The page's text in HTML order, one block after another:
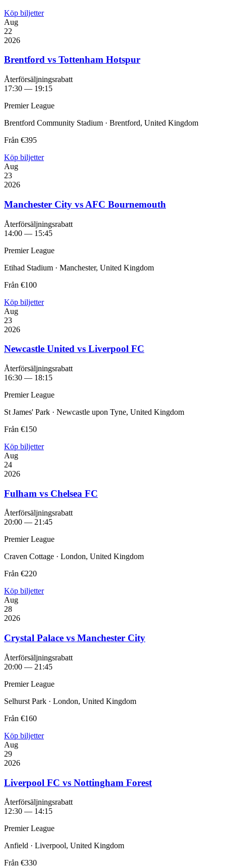
Köp biljetter
Aug
22
2026
Brentford vs Tottenham Hotspur
Återförsäljningsrabatt
17:30 — 19:15
Premier League
Brentford Community Stadium · Brentford, United Kingdom
Från €395
Köp biljetter
Aug
23
2026
Manchester City vs AFC Bournemouth
Återförsäljningsrabatt
14:00 — 15:45
Premier League
Etihad Stadium · Manchester, United Kingdom
Från €100
Köp biljetter
Aug
23
2026
Newcastle United vs Liverpool FC
Återförsäljningsrabatt
16:30 — 18:15
Premier League
St James' Park · Newcastle upon Tyne, United Kingdom
Från €150
Köp biljetter
Aug
24
2026
Fulham vs Chelsea FC
Återförsäljningsrabatt
20:00 — 21:45
Premier League
Craven Cottage · London, United Kingdom
Från €220
Köp biljetter
Aug
28
2026
Crystal Palace vs Manchester City
Återförsäljningsrabatt
20:00 — 21:45
Premier League
Selhurst Park · London, United Kingdom
Från €160
Köp biljetter
Aug
29
2026
Liverpool FC vs Nottingham Forest
Återförsäljningsrabatt
12:30 — 14:15
Premier League
Anfield · Liverpool, United Kingdom
Från €330